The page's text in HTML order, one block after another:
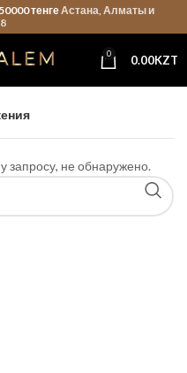
тенгеАстана, Алматы и
0 0.00KZT
запросу, не обнаружено.